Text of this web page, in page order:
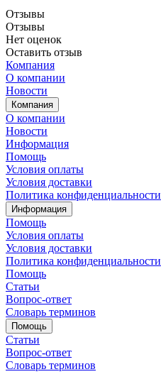
Отзывы
Отзывы
Нет оценок
Оставить отзыв
Компания
О компании
Новости
Компания
О компании
Новости
Информация
Помощь
Условия оплаты
Условия доставки
Политика конфиденциальности
Информация
Помощь
Условия оплаты
Условия доставки
Политика конфиденциальности
Помощь
Статьи
Вопрос-ответ
Словарь терминов
Помощь
Статьи
Вопрос-ответ
Словарь терминов